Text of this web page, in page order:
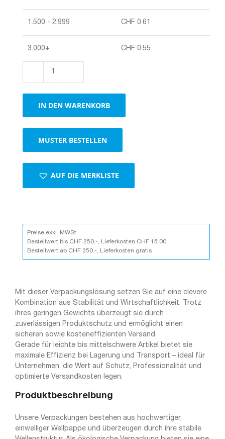
1.500 - 2.999 CHF 0.61
3.000+ CHF 0.55
1
Selbstklebeverschluss,
braun,
Economy
IN DEN WARENKORB
MUSTER BESTELLEN
AUF DIE MERKLISTE
Preise exkl. MWSt
Bestellwert bis CHF 250.-, Lieferkosten CHF 15.00
Bestellwert ab CHF 250.-, Lieferkosten gratis
Mit dieser Verpackungslösung setzen Sie auf eine clevere
Kombination aus Stabilität und Wirtschaftlichkeit. Trotz
ihres geringen Gewichts überzeugt sie durch
zuverlässigen Produktschutz und ermöglicht einen
sicheren sowie kosteneffizienten Versand.
Gerade für leichte bis mittelschwere Artikel bietet sie
maximale Effizienz bei Lagerung und Transport – ideal für
Unternehmen, die Wert auf Schutz, Professionalität und
optimierte Versandkosten legen.
Produktbeschreibung
Unsere Verpackungen bestehen aus hochwertiger,
einwelliger Wellpappe und überzeugen durch ihre stabile